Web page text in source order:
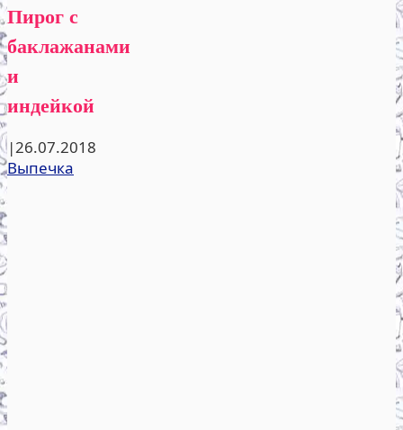
Пирог с
баклажанами
и
индейкой
|26.07.2018
Выпечка